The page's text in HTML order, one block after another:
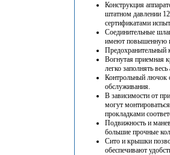
Конструкция
штатном давлении
сертификатами
Соединительные
имеют повышенную
Предохранительный
Вогнутая приемная
легко заполнять весь
Контрольный лючок
обслуживания.
В зависимости от
могут
прокладками
Подвижность и
большие прочные
Сито и крышки
обеспечивают